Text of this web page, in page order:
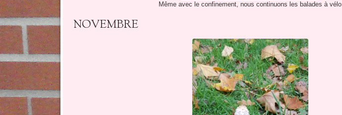
Même avec le confinement, nous continuons les balades à vélo
NOVEMBRE